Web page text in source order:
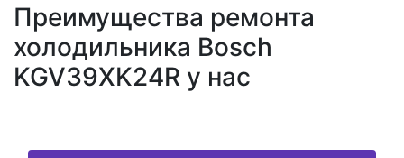
Преимущества ремонта
холодильника Bosch
KGV39XK24R у нас